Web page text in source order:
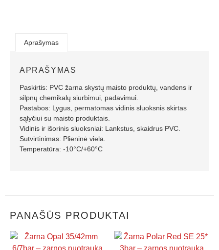
Aprašymas
APRAŠYMAS
Paskirtis: PVC žarna skystų maisto produktų, vandens ir
silpnų chemikalų siurbimui, padavimui.
Pastabos: Lygus, permatomas vidinis sluoksnis skirtas
sąlyčiui su maisto produktais.
Vidinis ir išorinis sluoksniai: Lankstus, skaidrus PVC.
Sutvirtinimas: Plieninė viela.
Temperatūra: -10°C/+60°C
PANAŠŪS PRODUKTAI